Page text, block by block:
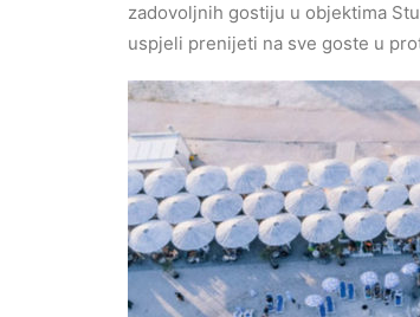
zadovoljnih gostiju u objektima
uspjeli prenijeti na sve goste u